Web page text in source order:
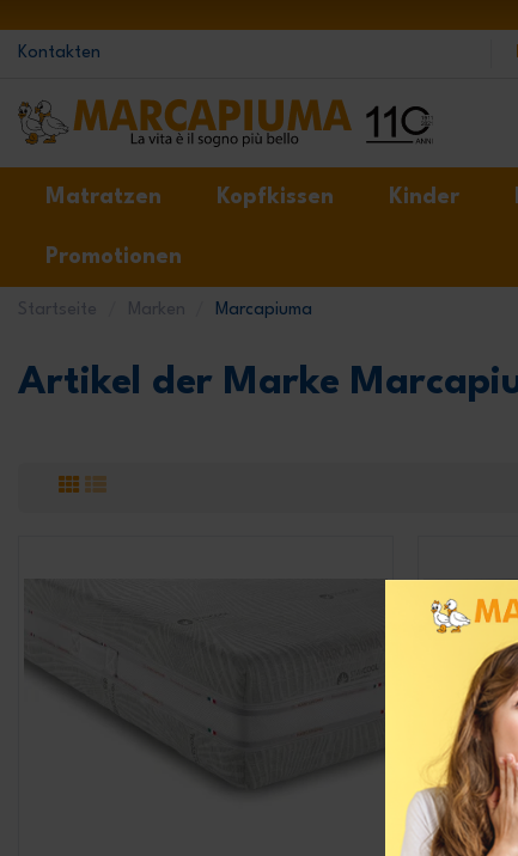
Kontakten
Matratzen Kopfkissen Kinder
Promotionen
Startseite Marken Marcapiuma
Artikel der Marke